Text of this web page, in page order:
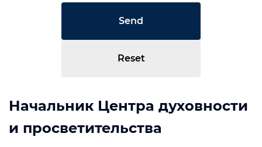
Send
Reset
Начальник Центра духовности
и просветительства